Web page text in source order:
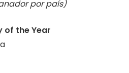
por país)
of the Year